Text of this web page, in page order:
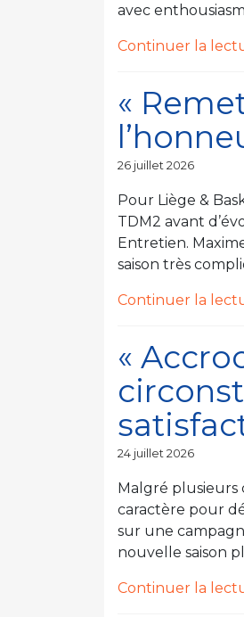
avec
Continuer la
«
Publié
26 juillet 2026
Pour Liège &
TDM2 avant
Entretien.
saison très
Continuer la
«
Publié
24 juillet 2026
Malgré plusieurs
caractère pour
sur une
nouvelle saison
Continuer la